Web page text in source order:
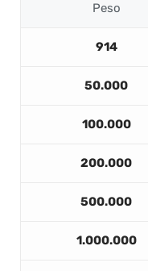
Peso
914
50.000
100.000
200.000
500.000
1.000.000